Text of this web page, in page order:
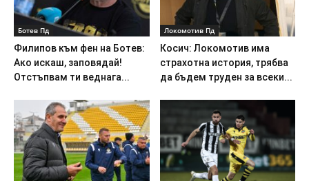
Ботев Пд
Филипов към фен на Ботев:
Ако искаш, заповядай!
Отстъпвам ти веднага...
Локомотив Пд
Косич: Локомотив има
страхотна история, трябва
да бъдем труден за всеки...